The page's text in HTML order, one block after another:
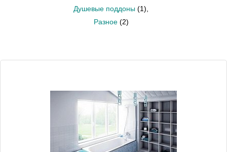
Душевые поддоны (1)
Разное (2)